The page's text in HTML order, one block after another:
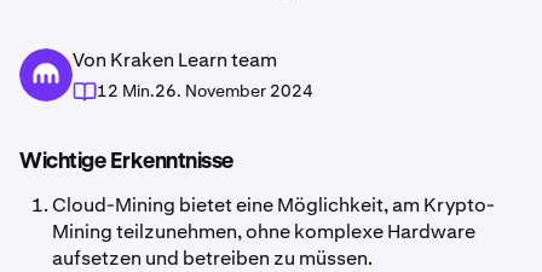
Von Kraken Learn team
12 Min.26. November 2024
Wichtige Erkenntnisse
Cloud-Mining bietet eine Möglichkeit, am Krypto-
Mining teilzunehmen, ohne komplexe Hardware
aufsetzen und betreiben zu müssen.